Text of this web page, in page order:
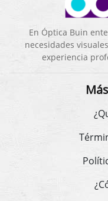
En Óptica Buin
necesidades
experiencia